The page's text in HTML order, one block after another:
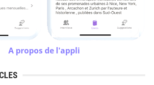
A propos de l'appli